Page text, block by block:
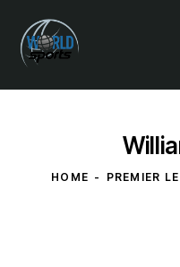
HOME PREMIER